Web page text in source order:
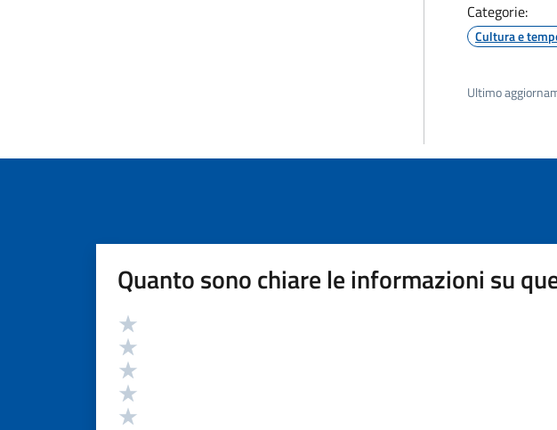
Categorie:
Cultura e
Ultimo
Quanto sono chiare le informazioni su
Valutazione